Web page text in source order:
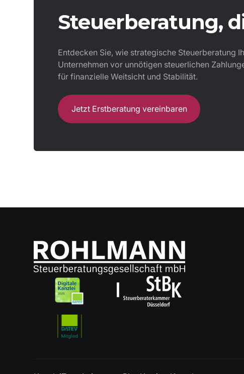
Steuerberatung,
Entdecken Sie, wie strategische Steuerberatung
Unternehmen vor unnötigen steuerlichen
für finanzielle Weitsicht und Stabilität.
Jetzt Erstberatung vereinbaren